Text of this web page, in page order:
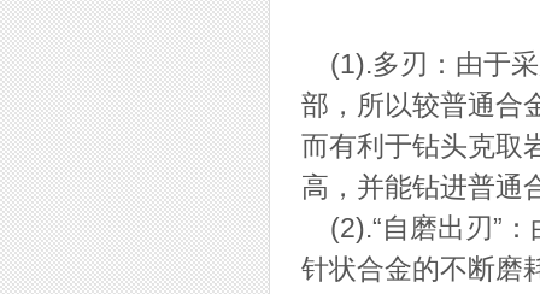
(1).多刃：由于采
部，所以较普通合
而有利于钻头克取
高，并能钻进普通
(2).“自磨出刃”：
针状合金的不断磨